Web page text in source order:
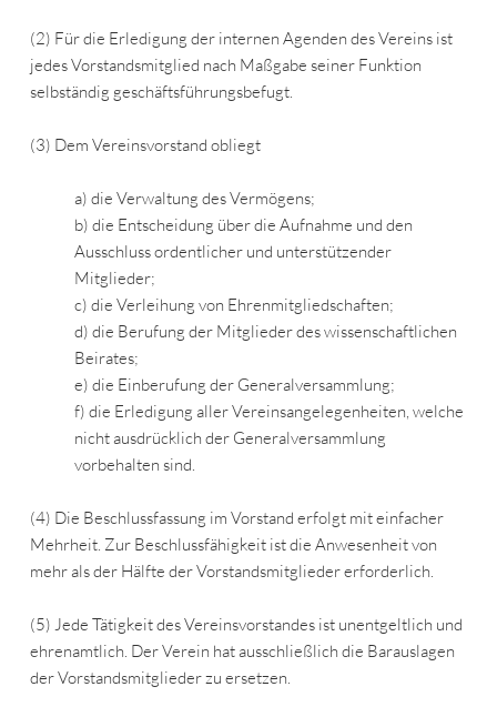
(2) Für die Erledigung der internen Agenden des Vereins ist
jedes Vorstandsmitglied nach Maßgabe seiner Funktion
selbständig geschäftsführungsbefugt.
(3) Dem Vereinsvorstand obliegt
a) die Verwaltung des Vermögens;
b) die Entscheidung über die Aufnahme und den
Ausschluss ordentlicher und unterstützender
Mitglieder;
c) die Verleihung von Ehrenmitgliedschaften;
d) die Berufung der Mitglieder des wissenschaftlichen
Beirates;
e) die Einberufung der Generalversammlung;
f) die Erledigung aller Vereinsangelegenheiten, welche
nicht ausdrücklich der Generalversammlung
vorbehalten sind.
(4) Die Beschlussfassung im Vorstand erfolgt mit einfacher
Mehrheit. Zur Beschlussfähigkeit ist die Anwesenheit von
mehr als der Hälfte der Vorstandsmitglieder erforderlich.
(5) Jede Tätigkeit des Vereinsvorstandes ist unentgeltlich und
ehrenamtlich. Der Verein hat ausschließlich die Barauslagen
der Vorstandsmitglieder zu ersetzen.